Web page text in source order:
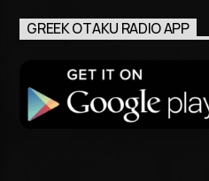
GREEK OTAKU RADIO APP